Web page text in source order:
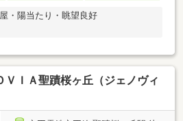
・陽当たり・眺望良好
ＶＩＡ聖蹟桜ヶ丘（ジェノヴィ